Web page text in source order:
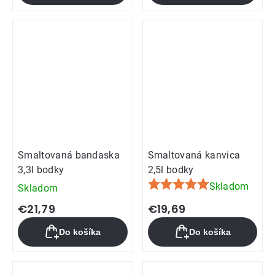
5,0
Smaltovaná bandaska
3,3l bodky
Skladom
€21,79
Do košíka
Smaltovaná kanvica
2,5l bodky
Priemerné
hodnotenie
produktu
je
5,0
Skladom
€19,69
Do košíka